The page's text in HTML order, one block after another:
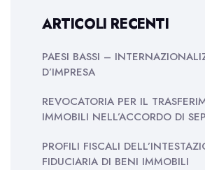
ARTICOLI RECENTI
PAESI BASSI –
D’IMPRESA
REVOCATORIA PER IL
IMMOBILI NELL’ACCORDO DI
PROFILI FISCALI
FIDUCIARIA DI BENI IMMOBILI